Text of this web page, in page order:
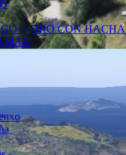
– TIRO CON HACHA